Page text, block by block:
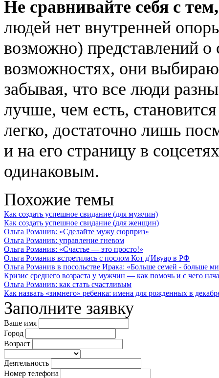
Не сравнивайте себя с
людей нет внутренней
возможно) представлений о
возможностях, они
забывая, что все люди
лучше, чем есть,
легко, достаточно лишь
и на его страницу в
одинаковым.
Похожие темы
Как создать успешное свидание (для мужчин)
Как создать успешное свидание (для женщин)
Ольга Романив: «Сделайте мужу сюрприз»
Ольга Романив: управление гневом
Ольга Романив: «Счастье — это просто!»
Ольга Романив встретилась с послом Кот д'Ивуар в РФ
Ольга Романив в посольстве Ирака: «Больше семей - больше
Кризис среднего возраста у мужчин — как помочь и с чего
Ольга Романив: как стать счастливым
Как назвать «зимнего» ребенка: имена для рожденных в
Заполните заявку
Ваше имя
Город
Возраст
Деятельность
Номер телефона